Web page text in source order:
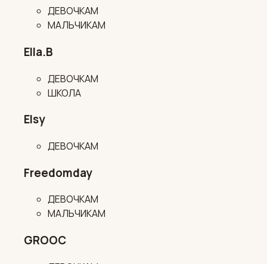
ДЕВОЧКАМ
МАЛЬЧИКАМ
Ella.B
ДЕВОЧКАМ
ШКОЛА
Elsy
ДЕВОЧКАМ
Freedomday
ДЕВОЧКАМ
МАЛЬЧИКАМ
GROOC